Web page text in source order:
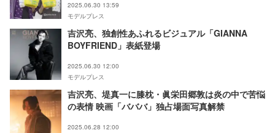
2025.06.30 13:59
モデルプレス
吉沢亮、独創性あふれるビジュアル「GIANNA
BOYFRIEND」表紙登場
2025.06.30 12:00
モデルプレス
吉沢亮、堤真一に膝枕・眞栄田郷敦は炎の中で苦悩
の表情 映画「バババ」独占場面写真解禁
2025.06.28 12:00